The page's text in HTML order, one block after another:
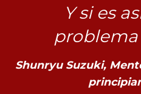
Y si es
problema
Shunryu Suzuki,